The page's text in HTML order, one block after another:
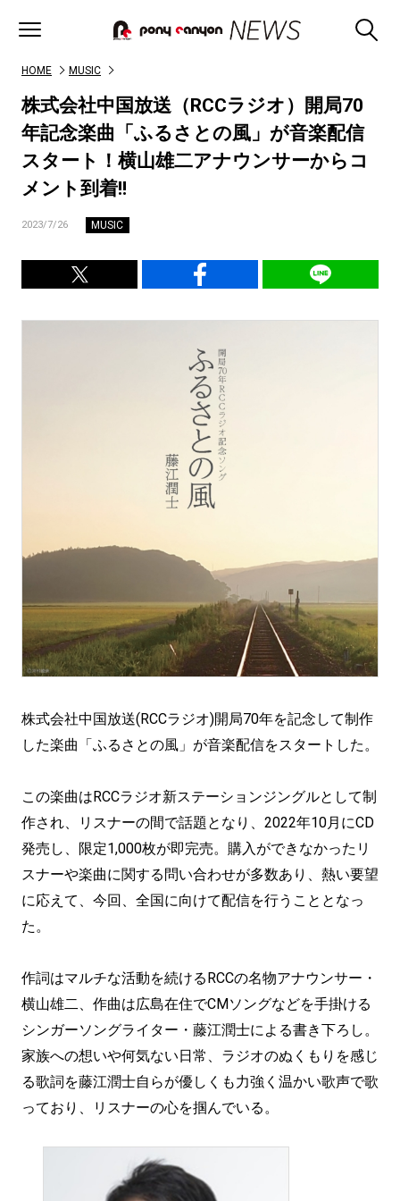
HOME MUSIC
株式会社中国放送（RCCラジオ）開局70
年記念楽曲「ふるさとの風」が音楽配信
スタート！横山雄二アナウンサーからコ
メント到着!!
2023/7/26 MUSIC
株式会社中国放送(RCCラジオ)開局70年を記念して制作
した楽曲「ふるさとの風」が音楽配信をスタートした。
この楽曲はRCCラジオ新ステーションジングルとして制
作され、リスナーの間で話題となり、2022年10月にCD
発売し、限定1,000枚が即完売。購入ができなかったリ
スナーや楽曲に関する問い合わせが多数あり、熱い要望
に応えて、今回、全国に向けて配信を行うこととなっ
た。
作詞はマルチな活動を続けるRCCの名物アナウンサー・
横山雄二、作曲は広島在住でCMソングなどを手掛ける
シンガーソングライター・藤江潤士による書き下ろし。
家族への想いや何気ない日常、ラジオのぬくもりを感じ
る歌詞を藤江潤士自らが優しくも力強く温かい歌声で歌
っており、リスナーの心を掴んでいる。